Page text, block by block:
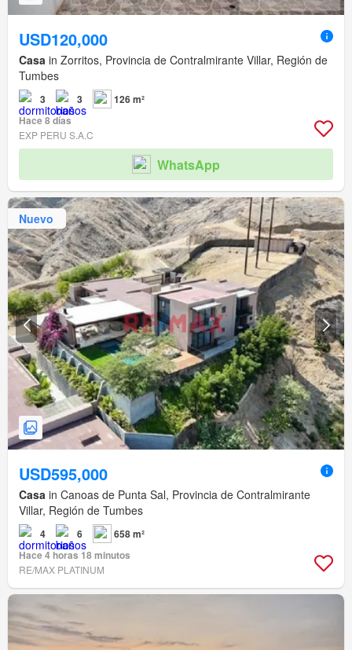
USD120,000
Casa in Zorritos, Provincia de Contralmirante Villar, Región de
Tumbes
3 3
126 m²
Hace 8 días
EXP PERU S.A.C
WhatsApp
Nuevo
USD595,000
Casa in Canoas de Punta Sal, Provincia de Contralmirante
Villar, Región de Tumbes
4 6
658 m²
Hace 4 horas 18 minutos
RE/MAX PLATINUM